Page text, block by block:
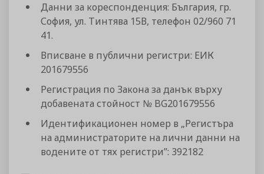
Данни за кореспонденция: България, гр.
София, ул. Тинтява 15В, телефон 02/960 71
41.
Вписване в публични регистри: ЕИК
201679556
Регистрация по Закона за данък върху
добавената стойност № BG201679556
Идентификационен номер в „Регистъра
на администраторите на лични данни на
водените от тях регистри”: 392182